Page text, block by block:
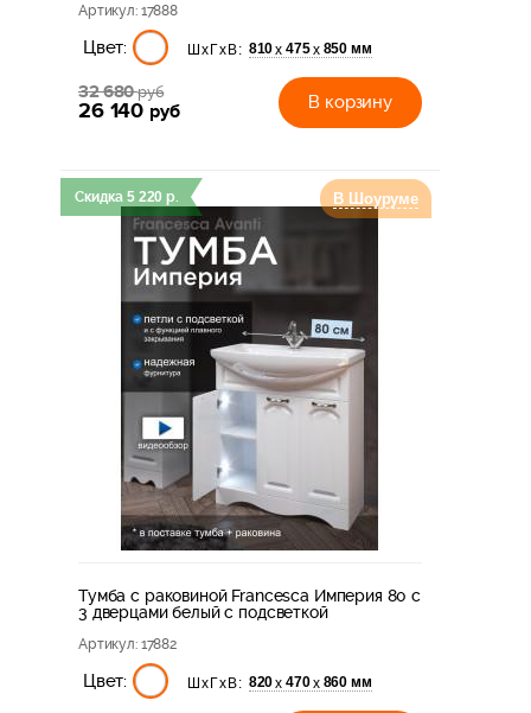
Артикул: 17888
Цвет: ШхГхВ: 810х 475х 850 мм
32 680руб
26 140 руб В корзину
Скидка 5 220 р. В Шоуруме
Тумба с раковиной Francesca Империя 80 с
3 дверцами белый с подсветкой
Артикул: 17882
Цвет: ШхГхВ: 820х 470х 860 мм